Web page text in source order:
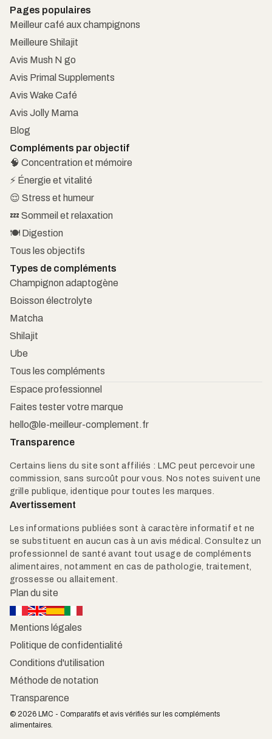
Pages populaires
Meilleur café aux champignons
Meilleure Shilajit
Avis Mush N go
Avis Primal Supplements
Avis Wake Café
Avis Jolly Mama
Blog
Compléments par objectif
🧠 Concentration et mémoire
⚡ Énergie et vitalité
😌 Stress et humeur
💤 Sommeil et relaxation
🍽️ Digestion
Tous les objectifs
Types de compléments
Champignon adaptogène
Boisson électrolyte
Matcha
Shilajit
Ube
Tous les compléments
Espace professionnel
Faites tester votre marque
hello@le-meilleur-complement.fr
Transparence
Certains liens du site sont affiliés : LMC peut percevoir une
commission, sans surcoût pour vous. Nos notes suivent une
grille publique, identique pour toutes les marques.
Avertissement
Les informations publiées sont à caractère informatif et ne
se substituent en aucun cas à un avis médical. Consultez un
professionnel de santé avant tout usage de compléments
alimentaires, notamment en cas de pathologie, traitement,
grossesse ou allaitement.
© 2026 LMC - Comparatifs et avis vérifiés sur les compléments
alimentaires.
Plan du site
Mentions légales
Politique de confidentialité
Conditions d'utilisation
Méthode de notation
Transparence